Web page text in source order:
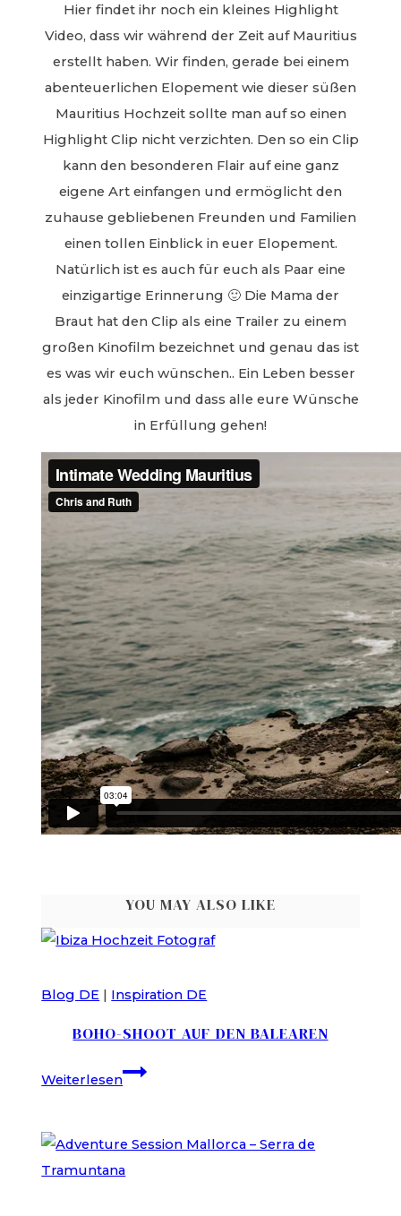
Hier findet ihr noch ein kleines Highlight
Video, dass wir während der Zeit auf Mauritius
erstellt haben. Wir finden, gerade bei einem
abenteuerlichen Elopement wie dieser süßen
Mauritius Hochzeit sollte man auf so einen
Highlight Clip nicht verzichten. Den so ein Clip
kann den besonderen Flair auf eine ganz
eigene Art einfangen und ermöglicht den
zuhause gebliebenen Freunden und Familien
einen tollen Einblick in euer Elopement.
Natürlich ist es auch für euch als Paar eine
einzigartige Erinnerung 🙂 Die Mama der
Braut hat den Clip als eine Trailer zu einem
großen Kinofilm bezeichnet und genau das ist
es was wir euch wünschen.. Ein Leben besser
als jeder Kinofilm und dass alle eure Wünsche
in Erfüllung gehen!
YOU MAY ALSO LIKE
Blog DE Inspiration DE
BOHO-SHOOT AUF DEN BALEAREN
Weiterlesen
Boho-
den
Balearen